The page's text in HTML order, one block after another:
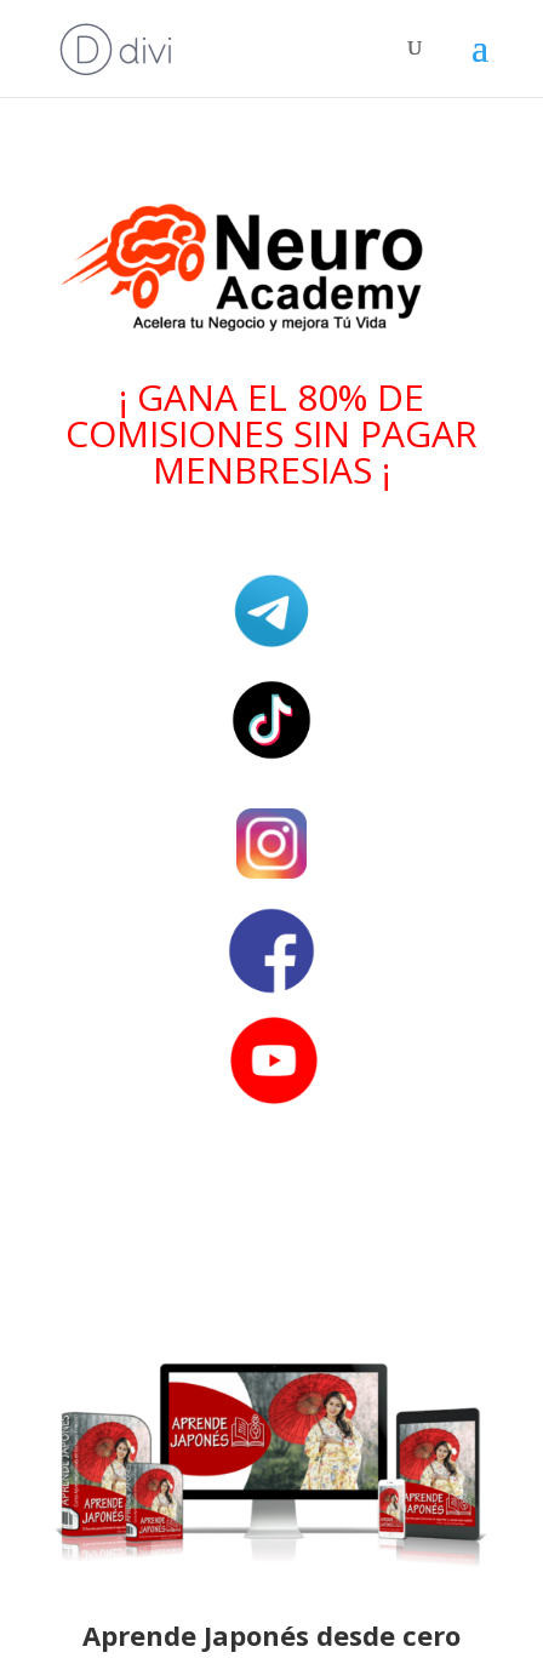
¡ GANA EL 80% DE
COMISIONES SIN PAGAR
MENBRESIAS ¡
Aprende Japonés desde cero